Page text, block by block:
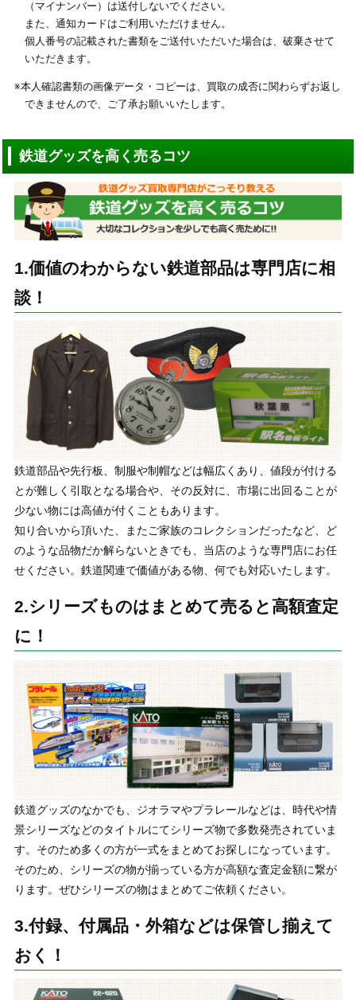
（マイナンバー）は送付しないでください。
また、通知カードはご利用いただけません。
個人番号の記載された書類をご送付いただいた場合は、破棄させて
いただきます。
※本人確認書類の画像データ・コピーは、買取の成否に関わらずお返し
できませんので、ご了承お願いいたします。
鉄道グッズを高く売るコツ
1.価値のわからない鉄道部品は専門店に相
談！
鉄道部品や先行板、制服や制帽などは幅広くあり、値段が付ける
とが難しく引取となる場合や、その反対に、市場に出回ることが
少ない物には高値が付くこともあります。
知り合いから頂いた、またご家族のコレクションだったなど、ど
のような品物だか解らないときでも、当店のような専門店にお任
せください。鉄道関連で価値がある物、何でも対応いたします。
2.シリーズものはまとめて売ると高額査定
に！
鉄道グッズのなかでも、ジオラマやプラレールなどは、時代や情
景シリーズなどのタイトルにてシリーズ物で多数発売されていま
す。そのため多くの方が一式をまとめてお探しになっています。
そのため、シリーズの物が揃っている方が高額な査定金額に繋が
ります。ぜひシリーズの物はまとめてご依頼ください。
3.付録、付属品・外箱などは保管し揃えて
おく！